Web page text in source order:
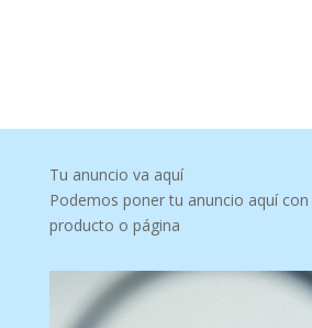
Tu anuncio va aquí
Podemos poner tu anuncio aquí
producto o página